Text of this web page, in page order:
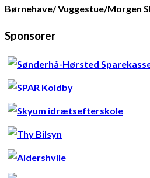
Børnehave/ Vuggestue/Morgen
Sponsorer